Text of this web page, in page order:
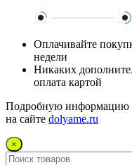
Оплачивайте
недели
Никаких
оплата картой
Подробную информацию
на сайте dolyame.ru
×